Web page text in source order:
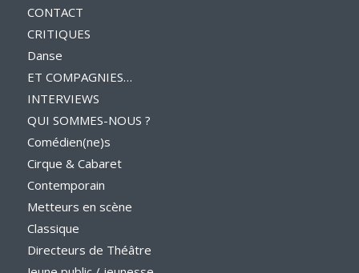
CONTACT
CRITIQUES
Danse
ET COMPAGNIES…
INTERVIEWS
QUI SOMMES-NOUS ?
Comédien(ne)s
Cirque & Cabaret
Contemporain
Metteurs en scène
Classique
Directeurs de Théâtre